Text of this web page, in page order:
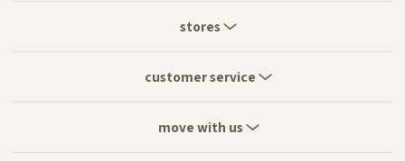
stores
with
service
customer service